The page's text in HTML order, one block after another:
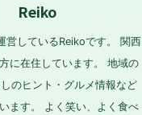
Reiko
営しているReikoです。 関西
に在住しています。 地域の
のヒント・グルメ情報など
ます。 よく笑い、よく食べ